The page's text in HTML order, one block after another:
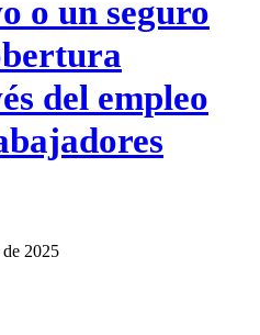
o un seguro
del empleo
2025